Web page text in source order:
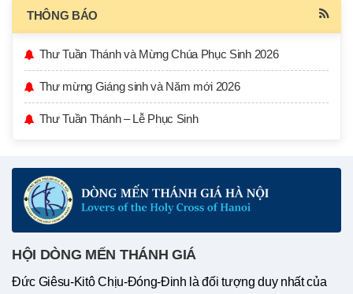
THÔNG BÁO
Thư Tuần Thánh và Mừng Chúa Phục Sinh 2026
Thư mừng Giáng sinh và Năm mới 2026
Thư Tuần Thánh – Lễ Phục Sinh
HỘI DÒNG MẾN THÁNH GIÁ
Đức Giêsu-Kitô Chịu-Đóng-Đinh là đối tượng duy nhất của